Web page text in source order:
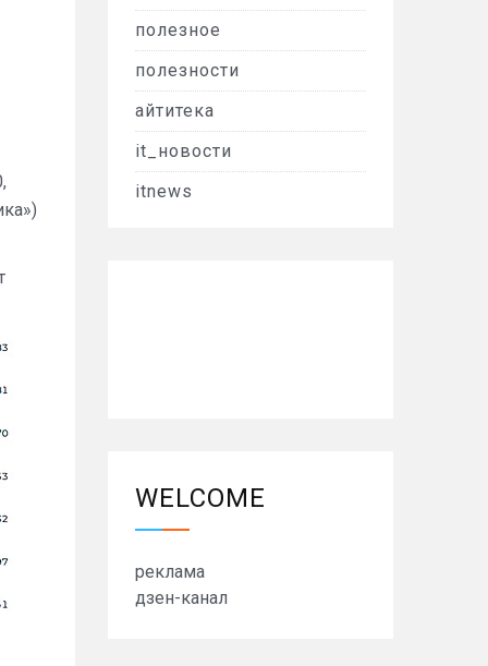
полезное
полезности
айтитека
it_новости
itnews
WELCOME
реклама
дзен-канал